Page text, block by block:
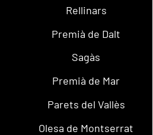
Rellinars
Premià de Dalt
Sagàs
Premià de Mar
Parets del Vallès
Olesa de Montserrat